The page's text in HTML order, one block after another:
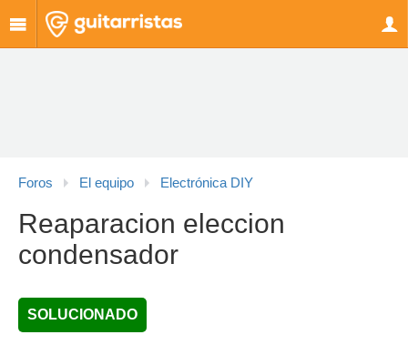
Foros El equipo Electrónica DIY
Reaparacion eleccion
condensador
SOLUCIONADO